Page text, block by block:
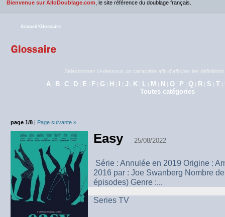
Bienvenue sur AlloDoublage.com , le site référence du doublage français.
Accueil /Glossaire
Sélectionnez ci-dessous un caractère afin d'afficher les
A | B | C | D | E | F | G | H | I |J | K | L | M | N | O | P | Q | R | S | T |
Toutes catégories
page 1/8 | Page suivante »
Easy 25/08/2022
Série : Annulée en 2019 Origine :
2016 par : Joe Swanberg Nombre
épisodes) Genre :...
Series TV